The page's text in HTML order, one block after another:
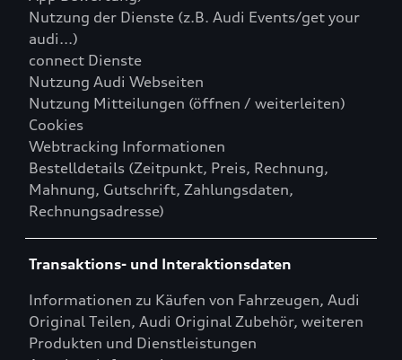
Nutzung der Dienste (z.B. Audi Events/get your
audi...)
connect Dienste
Nutzung Audi Webseiten
Nutzung Mitteilungen (öffnen / weiterleiten)
Cookies
Webtracking Informationen
Bestelldetails (Zeitpunkt, Preis, Rechnung,
Mahnung, Gutschrift, Zahlungsdaten,
Rechnungsadresse)
Transaktions- und Interaktionsdaten
Informationen zu Käufen von Fahrzeugen, Audi
Original Teilen, Audi Original Zubehör, weiteren
Produkten und Dienstleistungen